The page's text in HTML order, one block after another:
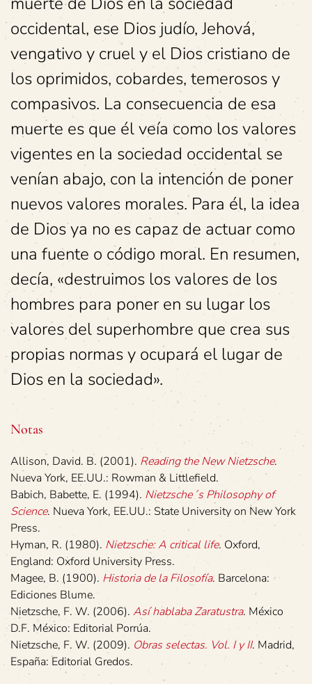
occidental, ese Dios judío, Jehová,
vengativo y cruel y el Dios cristiano de
los oprimidos, cobardes, temerosos y
compasivos. La consecuencia de esa
muerte es que él veía como los valores
vigentes en la sociedad occidental se
venían abajo, con la intención de poner
nuevos valores morales. Para él, la idea
de Dios ya no es capaz de actuar como
una fuente o código moral. En resumen,
decía, «destruimos los valores de los
hombres para poner en su lugar los
valores del superhombre que crea sus
propias normas y ocupará el lugar de
Dios en la sociedad».
Notas
Allison, David. B. (2001). Reading the New Nietzsche.
Nueva York, EE.UU.: Rowman & Littlefield.
Babich, Babette, E. (1994). Nietzsche´s Philosophy of
Science. Nueva York, EE.UU.: State University on New York
Press.
Hyman, R. (1980). Nietzsche: A critical life. Oxford,
England: Oxford University Press.
Magee, B. (1900). Historia de la Filosofía. Barcelona:
Ediciones Blume.
Nietzsche, F. W. (2006). Así hablaba Zaratustra. México
D.F. México: Editorial Porrúa.
Nietzsche, F. W. (2009). Obras selectas. Vol. I y II. Madrid,
España: Editorial Gredos.